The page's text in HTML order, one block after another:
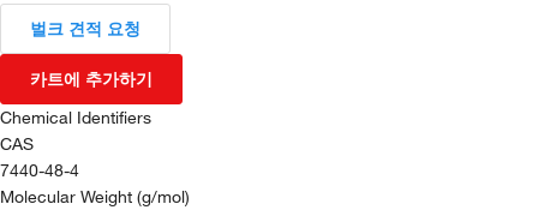
벌크 견적 요청
카트에 추가하기
Chemical Identifiers
CAS
7440-48-4
Molecular Weight (g/mol)